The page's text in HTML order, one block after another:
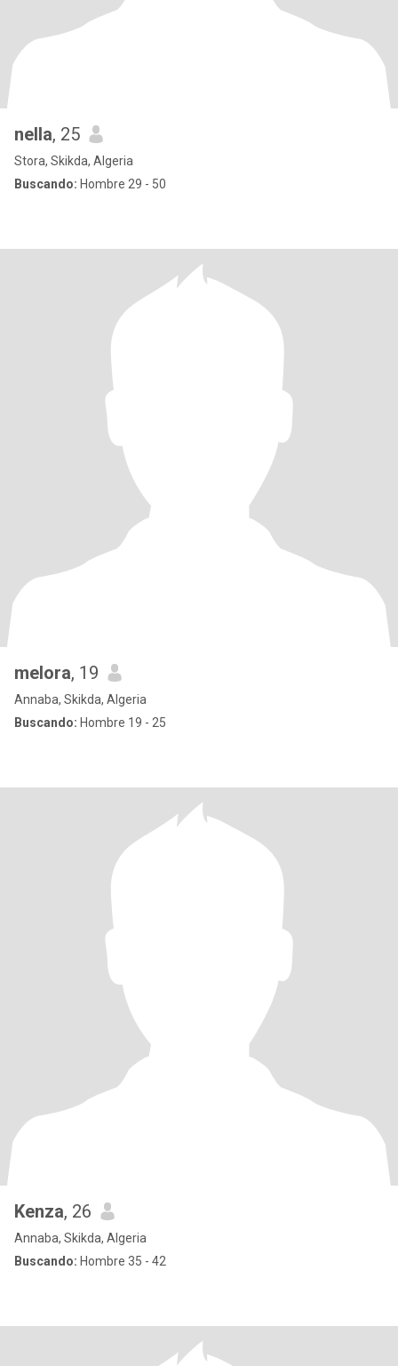
nella, 25
Stora, Skikda, Algeria
Buscando: Hombre 29 - 50
melora, 19
Annaba, Skikda, Algeria
Buscando: Hombre 19 - 25
Kenza, 26
Annaba, Skikda, Algeria
Buscando: Hombre 35 - 42